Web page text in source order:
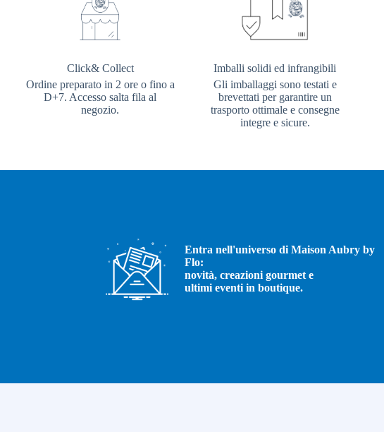
Click& Collect
Ordine preparato in 2 ore o fino a
D+7. Accesso salta fila al
negozio.
Imballi solidi ed infrangibili
Gli imballaggi sono testati e
brevettati per garantire un
trasporto ottimale e consegne
integre e sicure.
Entra nell'universo di Maison Aubry by
Flo:
novità, creazioni gourmet e
ultimi eventi in boutique.